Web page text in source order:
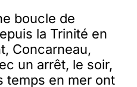
boucle de
la Trinité en
Concarneau,
un arrêt, le soir,
temps en mer ont